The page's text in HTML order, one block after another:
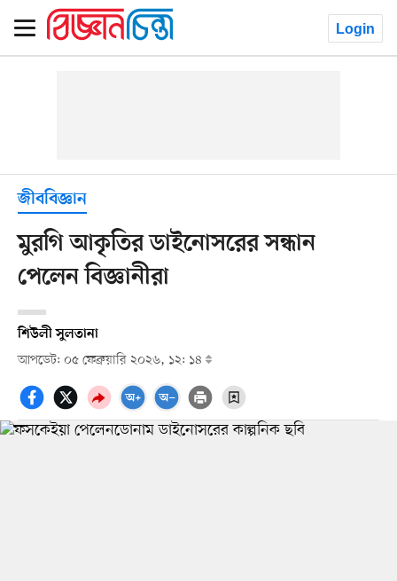
Login
জীববিজ্ঞান
মুরগি আকৃতির ডাইনোসরের সন্ধান
পেলেন বিজ্ঞানীরা
শিউলী সুলতানা
আপডেট: ০৫ ফেব্রুয়ারি ২০২৬, ১২: ১৪